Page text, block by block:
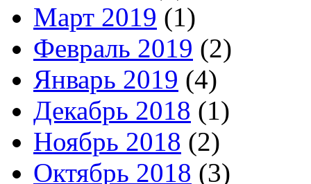
Март 2019 (1)
Февраль 2019 (2)
Январь 2019 (4)
Декабрь 2018 (1)
Ноябрь 2018 (2)
Октябрь 2018 (3)